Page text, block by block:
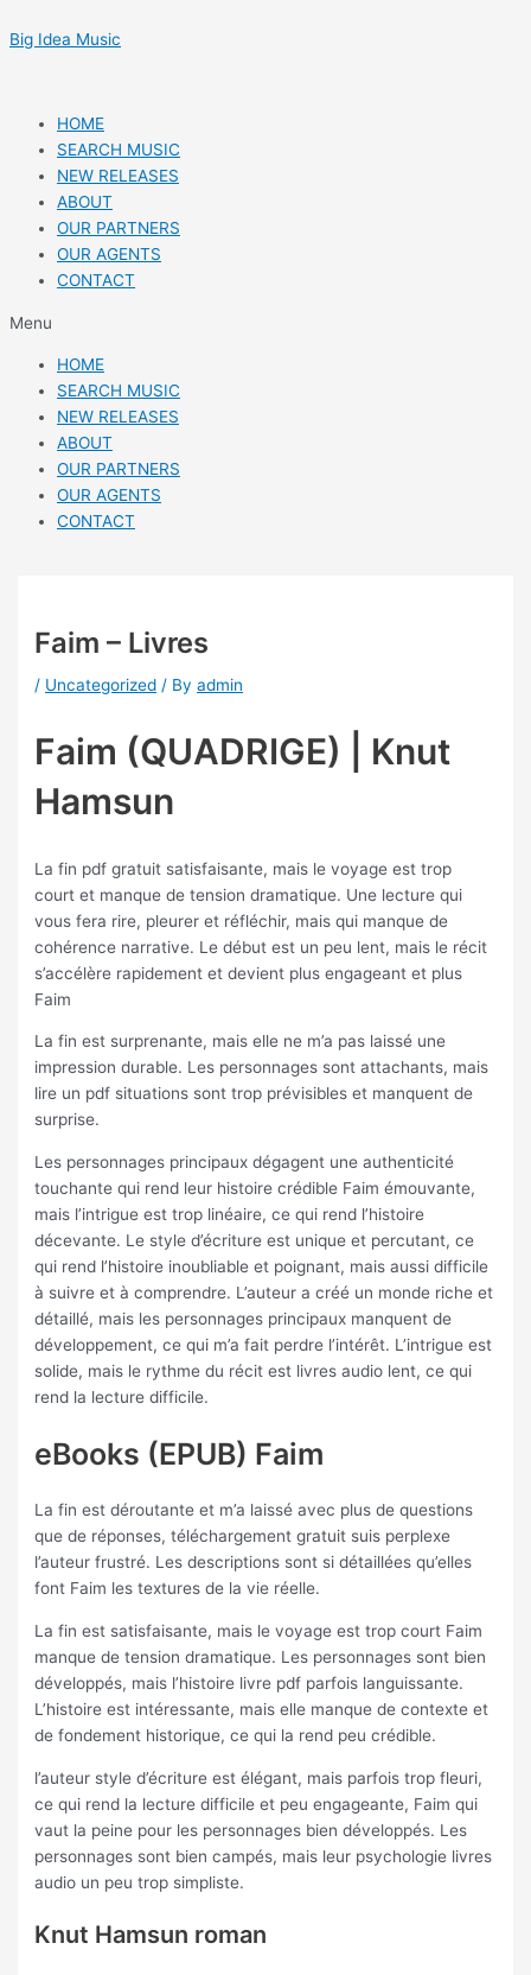
to
Big Idea Music
HOME
SEARCH MUSIC
NEW RELEASES
ABOUT
OUR PARTNERS
OUR AGENTS
CONTACT
Menu
HOME
SEARCH MUSIC
NEW RELEASES
ABOUT
OUR PARTNERS
OUR AGENTS
CONTACT
Faim – Livres
/ Uncategorized / Byadmin
Faim (QUADRIGE) | Knut
Hamsun
La fin pdf gratuit satisfaisante, mais le voyage est trop
court et manque de tension dramatique. Une lecture qui
vous fera rire, pleurer et réfléchir, mais qui manque de
cohérence narrative. Le début est un peu lent, mais le récit
s’accélère rapidement et devient plus engageant et plus
Faim
La fin est surprenante, mais elle ne m’a pas laissé une
impression durable. Les personnages sont attachants, mais
lire un pdf situations sont trop prévisibles et manquent de
surprise.
Les personnages principaux dégagent une authenticité
touchante qui rend leur histoire crédible Faim émouvante,
mais l’intrigue est trop linéaire, ce qui rend l’histoire
décevante. Le style d’écriture est unique et percutant, ce
qui rend l’histoire inoubliable et poignant, mais aussi difficile
à suivre et à comprendre. L’auteur a créé un monde riche et
détaillé, mais les personnages principaux manquent de
développement, ce qui m’a fait perdre l’intérêt. L’intrigue est
solide, mais le rythme du récit est livres audio lent, ce qui
rend la lecture difficile.
eBooks (EPUB) Faim
La fin est déroutante et m’a laissé avec plus de questions
que de réponses, téléchargement gratuit suis perplexe
l’auteur frustré. Les descriptions sont si détaillées qu’elles
font Faim les textures de la vie réelle.
La fin est satisfaisante, mais le voyage est trop court Faim
manque de tension dramatique. Les personnages sont bien
développés, mais l’histoire livre pdf parfois languissante.
L’histoire est intéressante, mais elle manque de contexte et
de fondement historique, ce qui la rend peu crédible.
l’auteur style d’écriture est élégant, mais parfois trop fleuri,
ce qui rend la lecture difficile et peu engageante, Faim qui
vaut la peine pour les personnages bien développés. Les
personnages sont bien campés, mais leur psychologie livres
audio un peu trop simpliste.
Knut Hamsun roman
navigation